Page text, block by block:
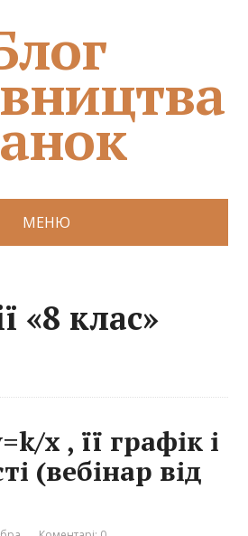
МЕНЮ
«8 клас»
x , її графік і
(вебінар від